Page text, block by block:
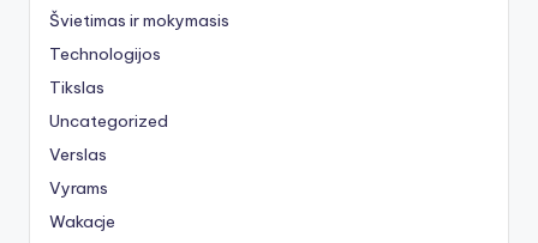
Švietimas ir mokymasis
Technologijos
Tikslas
Uncategorized
Verslas
Vyrams
Wakacje